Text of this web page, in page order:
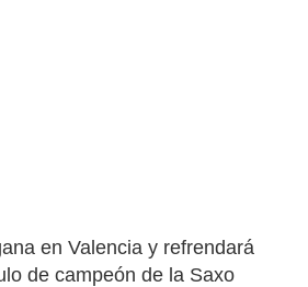
en Valencia y refrendará
de campeón de la Saxo